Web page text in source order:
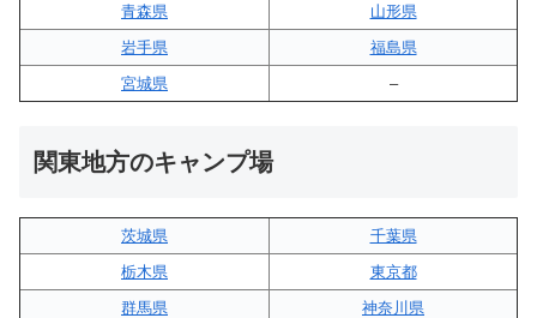
青森県
山形県
岩手県
福島県
宮城県
–
関東地方のキャンプ場
茨城県
千葉県
栃木県
東京都
群馬県
神奈川県